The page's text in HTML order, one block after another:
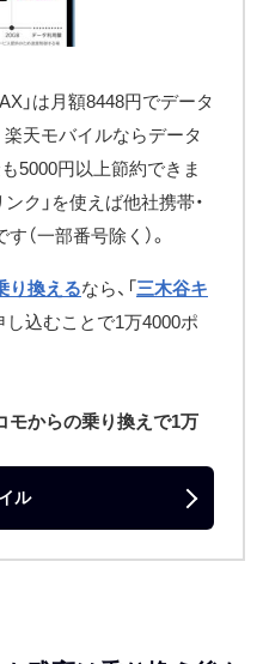
」は月額8448円でデータ
天モバイルならデータ
5000円以上節約できま
ク」を使えば他社携帯・
（一部番号除く）。
り換えるなら、「三木谷キ
し込むことで1万4000ポ
モからの乗り換えで1万
ル